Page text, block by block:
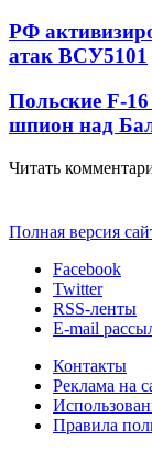
РФ
атак ВСУ5101
Польские F-16
шпион над
Читать
Полная версия
Facebook
Twitter
RSS-ленты
E-mail
Контакты
Реклама на
Правила